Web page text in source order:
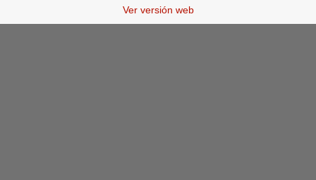
Ver versión web